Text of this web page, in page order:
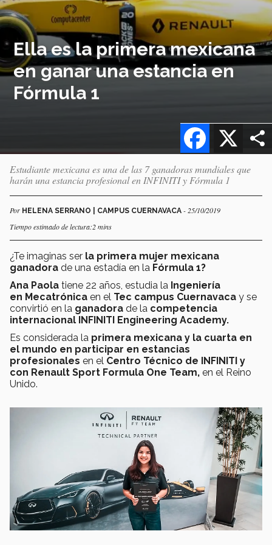
Ella es la primera mexicana
en ganar una estancia en
Fórmula 1
X
Facebook
Estudiante mexicana es una de las 7 ganadoras mundiales que
harán una estancia profesional en INFINITI y Fórmula 1
Por HELENA SERRANO | CAMPUS CUERNAVACA - 25/10/2019
Tiempo estimado de lectura:2 mins
¿Te imaginas ser la primera mujer mexicana
ganadora de una estadía en la Fórmula 1?
Ana Paola tiene 22 años, estudia la Ingeniería
en Mecatrónica en el Tec campus Cuernavaca y se
convirtió en la ganadora de la competencia
internacional INFINITI Engineering Academy.
Es considerada la primera mexicana y la cuarta en
el mundo en participar en estancias
profesionales en el Centro Técnico de INFINITI y
con Renault Sport Formula One Team, en el Reino
Unido.